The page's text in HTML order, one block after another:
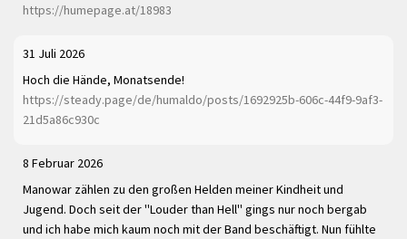
https://humepage.at/18983
31 Juli 2026
Hoch die Hände, Monatsende!
https://steady.page/de/humaldo/posts/1692925b-606c-44f9-9af3-
21d5a86c930c
8 Februar 2026
Manowar zählen zu den großen Helden meiner Kindheit und
Jugend. Doch seit der "Louder than Hell" gings nur noch bergab
und ich habe mich kaum noch mit der Band beschäftigt. Nun fühlte